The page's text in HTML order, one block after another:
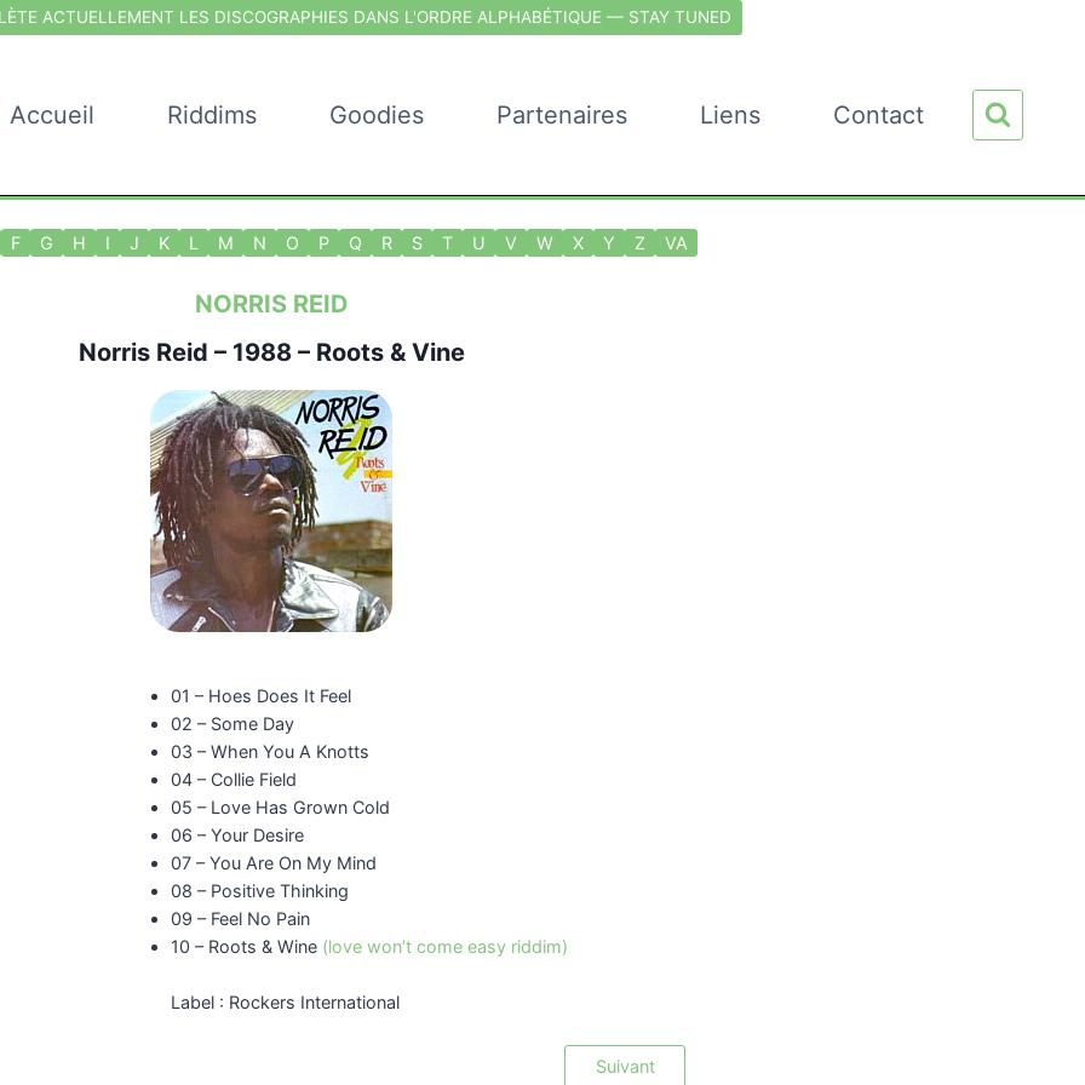
ACTUELLEMENT LES DISCOGRAPHIES DANS L'ORDRE ALPHABÉTIQUE — STAY TUNED
Accueil Riddims Goodies Partenaires Liens Contact
F G H I J K L M N O P Q R S T U V W X Y Z VA
NORRIS REID
Norris Reid – 1988 – Roots & Vine
01 – Hoes Does It Feel
02 – Some Day
03 – When You A Knotts
04 – Collie Field
05 – Love Has Grown Cold
06 – Your Desire
07 – You Are On My Mind
08 – Positive Thinking
09 – Feel No Pain
10 – Roots & Wine (love won’t come easy riddim)
Label : Rockers International
Suivant